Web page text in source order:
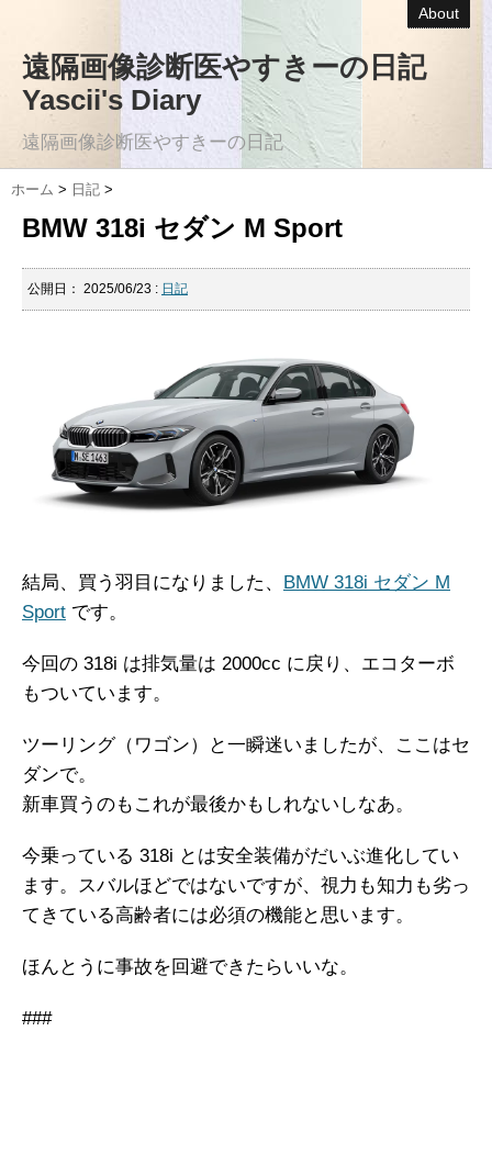
About
遠隔画像診断医やすきーの日記
Yascii's Diary
遠隔画像診断医やすきーの日記
ホーム > 日記 >
BMW 318i セダン M Sport
公開日： 2025/06/23 : 日記
結局、買う羽目になりました、 BMW 318i セダン M
Sport です。
今回の 318i は排気量は 2000cc に戻り、エコターボ
もついています。
ツーリング（ワゴン）と一瞬迷いましたが、ここはセ
ダンで。
新車買うのもこれが最後かもしれないしなあ。
今乗っている 318i とは安全装備がだいぶ進化してい
ます。スバルほどではないですが、視力も知力も劣っ
てきている高齢者には必須の機能と思います。
ほんとうに事故を回避できたらいいな。
###